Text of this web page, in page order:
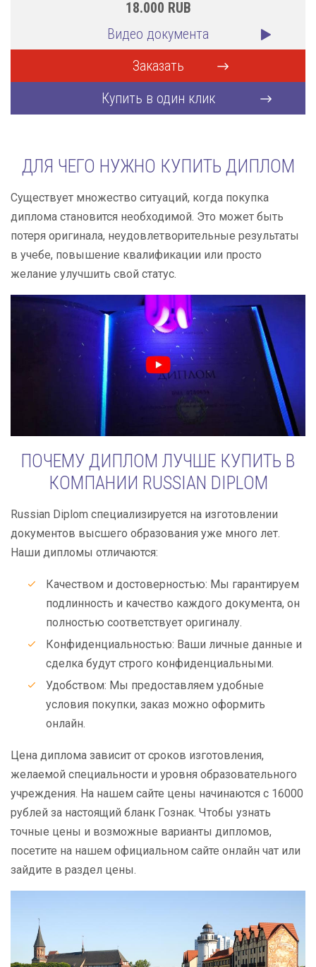
18.000 RUB
Видео документа
Заказать
Купить в один клик
ДЛЯ ЧЕГО НУЖНО КУПИТЬ ДИПЛОМ
Существует множество ситуаций, когда покупка
диплома становится необходимой. Это может быть
потеря оригинала, неудовлетворительные результаты
в учебе, повышение квалификации или просто
желание улучшить свой статус.
ПОЧЕМУ ДИПЛОМ ЛУЧШЕ КУПИТЬ В
КОМПАНИИ RUSSIAN DIPLOM
Russian Diplom специализируется на изготовлении
документов высшего образования уже много лет.
Наши дипломы отличаются:
Качеством и достоверностью: Мы гарантируем
подлинность и качество каждого документа, он
полностью соответствует оригиналу.
Конфиденциальностью: Ваши личные данные и
сделка будут строго конфиденциальными.
Удобством: Мы предоставляем удобные
условия покупки, заказ можно оформить
онлайн.
Цена диплома зависит от сроков изготовления,
желаемой специальности и уровня образовательного
учреждения. На нашем сайте цены начинаются с 16000
рублей за настоящий бланк Гознак. Чтобы узнать
точные цены и возможные варианты дипломов,
посетите на нашем официальном сайте онлайн чат или
зайдите в раздел цены.